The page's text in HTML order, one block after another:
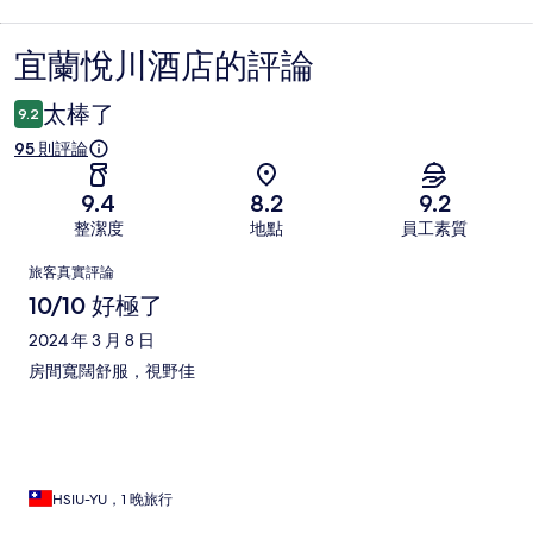
評
論
宜蘭悅川酒店的評論
9.2 太棒了
95 則評論
9.4
整潔度
8.2
地點
9.2
員工素質
評
論
旅客真實評論
10/10 好極了
2024 年 3 月 8 日
房間寬闊舒服，視野佳
HSIU-YU，1 晚旅行